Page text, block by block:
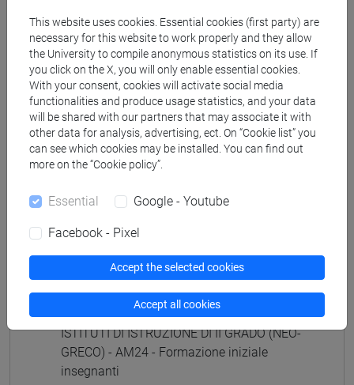
insegnanti
fi 60 cfu/ fi 30 cfu allegato 2
[FI25] LINGUE E CULTURE STRANIERE NEGLI
ISTITUTI DI ISTRUZIONE DI II GRADO
(PORTOGHESE) - AN24 - Formazione iniziale
insegnanti
fi 60 cfu /fi 30 cfu allegato 2
[FI26] LINGUA E CULTURA STRANIERA
insegnanti
[FI27] LINGUA E CULTURA STRANIERA
(ARABO) - AL24 - Formazione iniziale
insegnanti
fi 60 cfu/fi 30 cfu allegato 2
[FI28] LINGUE E CULTURE STRANIERE NEGLI
ISTITUTI DI ISTRUZIONE DI II GRADO (NEO-
GRECO) - AM24 - Formazione iniziale
insegnanti
This website uses cookies. Essential cookies (first party) are
necessary for this website to work properly and they allow
the University to compile anonymous statistics on its use. If
you click on the X, you will only enable essential cookies.
With your consent, cookies will activate social media
functionalities and produce usage statistics, and your data
will be shared with our partners that may associate it with
other data for analysis, advertising, ect. On “Cookie list” you
can see which cookies may be installed. You can find out
more on the “Cookie policy”.
Essential Google - Youtube
Facebook - Pixel
Accept the selected cookies
Accept all cookies